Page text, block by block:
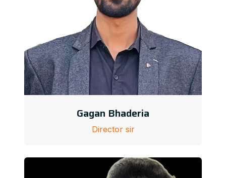
Gagan Bhaderia
Director sir